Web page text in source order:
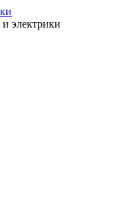
электрики